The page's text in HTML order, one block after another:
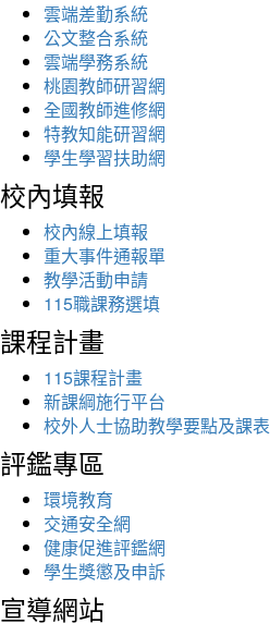
雲端差勤系統
公文整合系統
雲端學務系統
桃園教師研習網
全國教師進修網
特教知能研習網
學生學習扶助網
校內填報
校內線上填報
重大事件通報單
教學活動申請
115職課務選填
課程計畫
115課程計畫
新課綱施行平台
校外人士協助教學要點及課表
評鑑專區
環境教育
交通安全網
健康促進評鑑網
學生獎懲及申訴
宣導網站